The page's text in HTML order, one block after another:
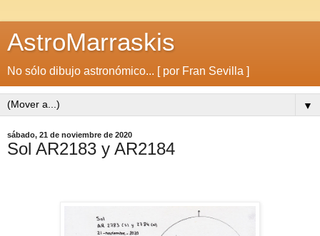
AstroMarraskis
No sólo dibujo astronómico... [ por Fran Sevilla ]
▼
sábado, 21 de noviembre de 2020
Sol AR2183 y AR2184